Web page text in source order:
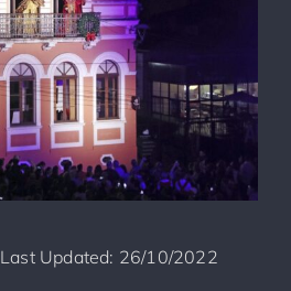
Last Updated: 26/10/2022